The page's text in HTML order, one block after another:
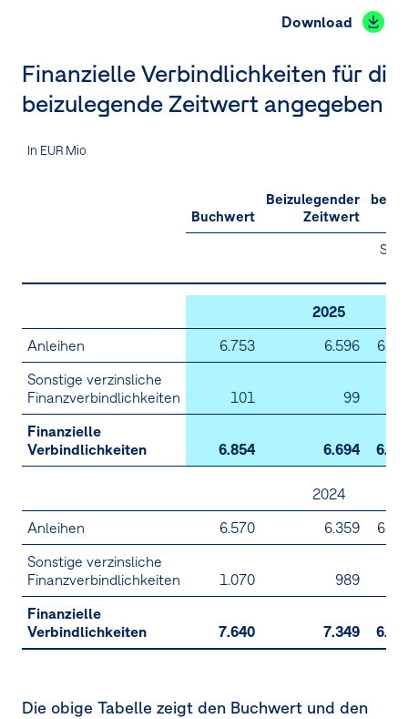
Download
Finanzielle Verbindlichkeiten für die
beizulegende Zeitwert angegeben
In EUR Mio
Buchwert
Beizulegender
Zeitwert
2025
Anleihen
6.753 6.596
Sonstige verzinsliche
Finanzverbindlichkeiten
101 99
Finanzielle
Verbindlichkeiten
6.854 6.694
2024
Anleihen
6.570 6.359
Sonstige verzinsliche
Finanzverbindlichkeiten
1.070 989
Finanzielle
Verbindlichkeiten
7.640 7.349
Die obige Tabelle zeigt den Buchwert und den